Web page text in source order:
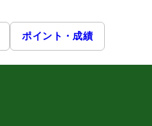
ポイント・成績